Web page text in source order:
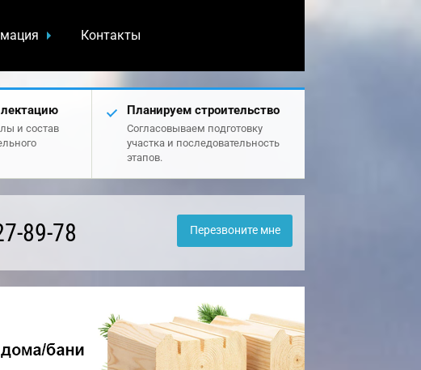
Контакты
и состав
Планируем строительство
Согласовываем подготовку
участка и последовательность
этапов.
89-78 Перезвоните мне